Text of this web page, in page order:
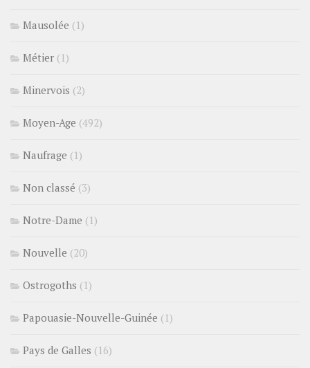
Mausolée (1)
Métier (1)
Minervois (2)
Moyen-Age (492)
Naufrage (1)
Non classé (3)
Notre-Dame (1)
Nouvelle (20)
Ostrogoths (1)
Papouasie-Nouvelle-Guinée (1)
Pays de Galles (16)